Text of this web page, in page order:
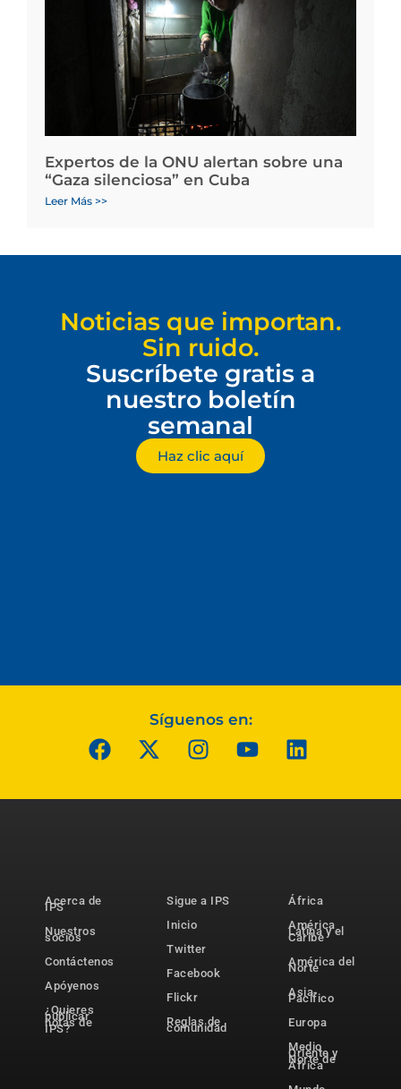
Expertos de la ONU alertan sobre una
“Gaza silenciosa” en Cuba
Leer Más >>
Noticias que importan.
Sin ruido.
Suscríbete gratis a
nuestro boletín
semanal
Haz clic aquí
Síguenos en:
Acerca de
IPS
Nuestros
socios
Contáctenos
Apóyenos
¿Quieres
publicar
notas de
IPS?
Sigue a IPS
Inicio
Twitter
Facebook
Flickr
Reglas de
comunidad
África
América
Latina y el
Caribe
América del
Norte
Asia-
Pacífico
Europa
Medio
Oriente y
Norte de
África